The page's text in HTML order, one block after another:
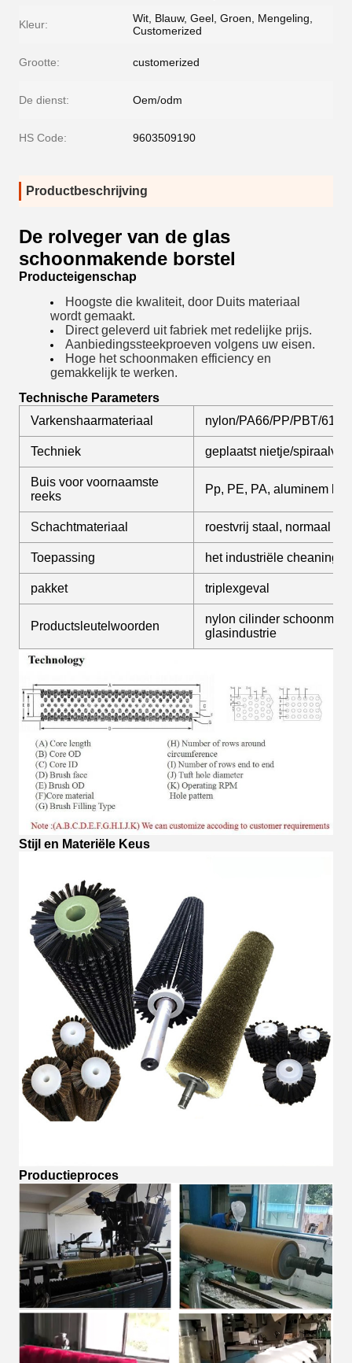
Kleur:
Wit, Blauw, Geel, Groen, Mengeling,
Customerized
Grootte: customerized
De dienst: Oem/odm
HS Code: 9603509190
Productbeschrijving
De rolveger van de glas
schoonmakende borstel
Producteigenschap
Hoogste die kwaliteit, door Duits materiaal
wordt gemaakt.
Direct geleverd uit fabriek met redelijke prijs.
Aanbiedingssteekproeven volgens uw eisen.
Hoge het schoonmaken efficiency en
gemakkelijk te werken.
Technische Parameters
Varkenshaarmateriaal
nylon/PA66/PP/PBT/612/
Techniek geplaatst nietje/
Buis voor voornaamste
reeks
Pp, PE, PA, aluminem
Schachtmateriaal roestvrij staal, normaal
Toepassing het industriële cheaning
pakket triplexgeval
Productsleutelwoorden
nylon cilinder
glasindustrie
Stijl en Materiële Keus
Productieproces